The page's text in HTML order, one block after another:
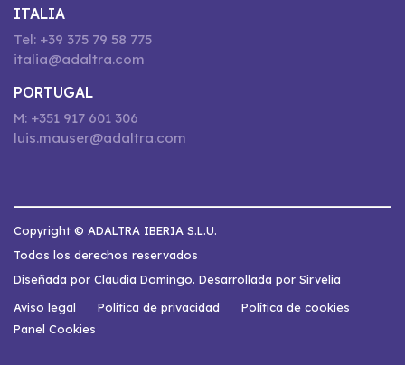
ITALIA
Tel: +39 375 79 58 775
italia@adaltra.com
PORTUGAL
M: +351 917 601 306
luis.mauser@adaltra.com
Copyright © ADALTRA IBERIA S.L.U.
Todos los derechos reservados
Diseñada por Claudia Domingo. Desarrollada por Sirvelia
Aviso legal
Política de privacidad
Política de cookies
Panel Cookies